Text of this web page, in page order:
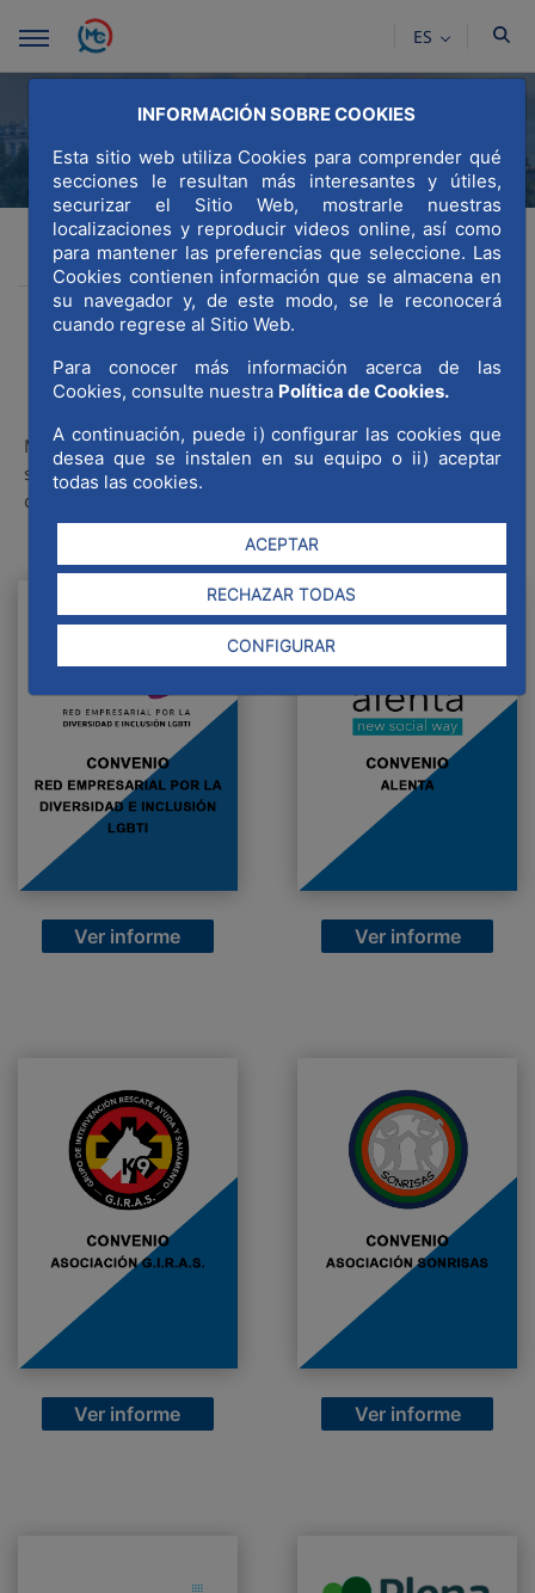
Saltar al contenido principal
INFORMACIÓN SOBRE COOKIES
Esta sitio web utiliza Cookies para comprender qué
secciones le resultan más interesantes y útiles,
securizar el Sitio Web, mostrarle nuestras
localizaciones y reproducir videos online, así como
para mantener las preferencias que seleccione. Las
Cookies contienen información que se almacena en
su navegador y, de este modo, se le reconocerá
cuando regrese al Sitio Web.
Para conocer más información acerca de las
Cookies, consulte nuestra Política de Cookies.
A continuación, puede i) configurar las cookies que
desea que se instalen en su equipo o ii) aceptar
todas las cookies.
ACEPTAR
RECHAZAR TODAS
CONFIGURAR
ES
MadridWCC Comprometidos
Comprometidos
Acciones socialmente responsables
Convenios de MWCC
MWCC es una asociación comprometida con nuestra
sociedad así como con las comunidades locales en las
cuales desarrollamos nuestra actividad.
Ver informe Ver informe
Ver informe Ver informe